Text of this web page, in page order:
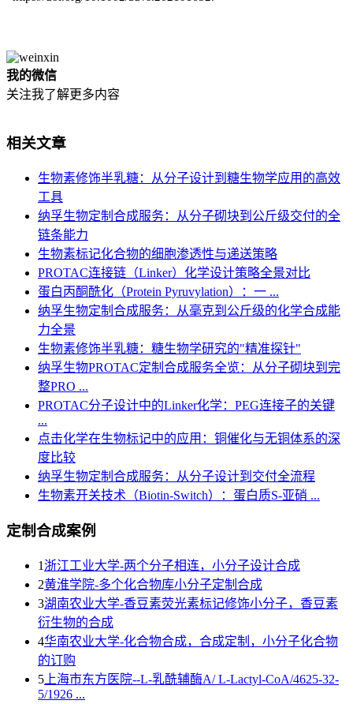
我的微信
关注我了解更多内容
相关文章
生物素修饰半乳糖：从分子设计到糖生物学应用的高效
工具
纳孚生物定制合成服务：从分子砌块到公斤级交付的全
链条能力
生物素标记化合物的细胞渗透性与递送策略
PROTAC连接链（Linker）化学设计策略全景对比
蛋白丙酮酰化（Protein Pyruvylation）：一 ...
纳孚生物定制合成服务：从毫克到公斤级的化学合成能
力全景
生物素修饰半乳糖：糖生物学研究的"精准探针"
纳孚生物PROTAC定制合成服务全览：从分子砌块到完
整PRO ...
PROTAC分子设计中的Linker化学：PEG连接子的关键
...
点击化学在生物标记中的应用：铜催化与无铜体系的深
度比较
纳孚生物定制合成服务：从分子设计到交付全流程
生物素开关技术（Biotin-Switch）：蛋白质S-亚硝 ...
定制合成案例
1 浙江工业大学-两个分子相连，小分子设计合成
2黄淮学院-多个化合物库小分子定制合成
3湖南农业大学-香豆素荧光素标记修饰小分子，香豆素
衍生物的合成
4华南农业大学-化合物合成，合成定制，小分子化合物
的订购
5 上海市东方医院--L-乳酰辅酶A/ L-Lactyl-CoA/4625-32-
5/1926 ...